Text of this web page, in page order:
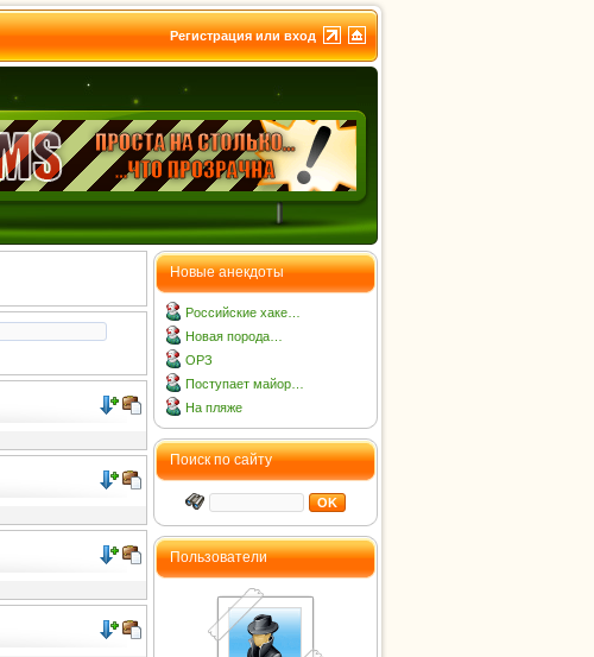
Регистрация или вход
Новые анекдоты
Российские хаке…
Новая порода…
ОРЗ
Поступает майор…
На пляже
Поиск по сайту
Пользователи